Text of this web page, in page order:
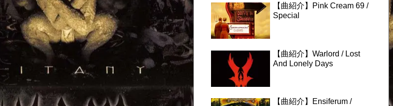
【曲紹介】Pink Cream 69 /
Special
【曲紹介】Warlord / Lost
And Lonely Days
【曲紹介】Ensiferum /